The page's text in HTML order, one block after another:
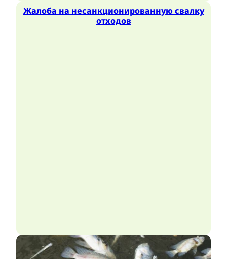
Жалоба на несанкционированную свалку
отходов